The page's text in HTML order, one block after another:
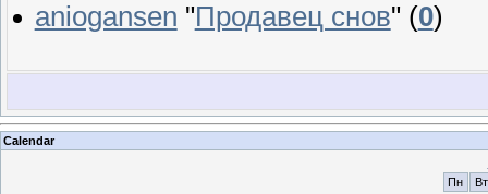
aniogansen "Продавец снов" (0)
Calendar
Пн
Вт